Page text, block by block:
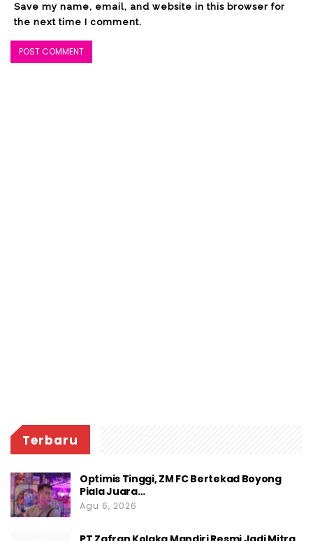
namun penuh keakraban.
Anggota DPRD Kotamobagu, Heny
Save my name, email, and website in this browser for
the next time I comment.
Terbaru
Optimis Tinggi, ZM FC Bertekad Boyong
Piala Juara…
Agu 6, 2026